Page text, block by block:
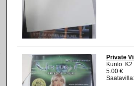
Private
Kunto:
5.00 €